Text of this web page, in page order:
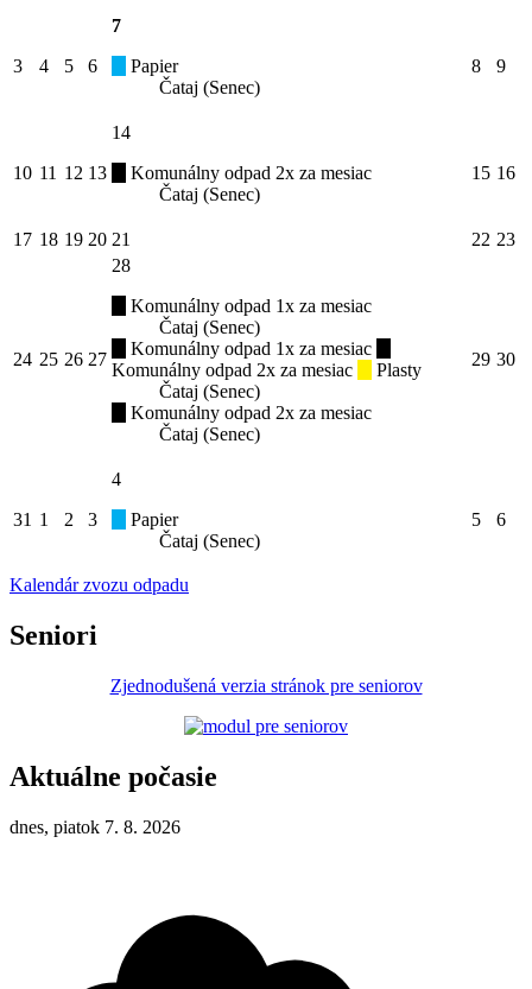
3 4 5 6
7
Papier
Čataj (Senec)
8 9
10 11 12 13
14
Komunálny odpad 2x za mesiac
Čataj (Senec)
15 16
17 18 19 20 21 22 23
24 25 26 27
28
Komunálny odpad 1x za mesiac
Čataj (Senec)
Komunálny odpad 1x za mesiac
Komunálny odpad 2x za mesiac
Plasty
Čataj (Senec)
Komunálny odpad 2x za mesiac
Čataj (Senec)
29 30
31 1 2 3
4
Papier
Čataj (Senec)
5 6
Kalendár zvozu odpadu
Seniori
Zjednodušená verzia stránok pre seniorov
Aktuálne počasie
dnes, piatok 7. 8. 2026